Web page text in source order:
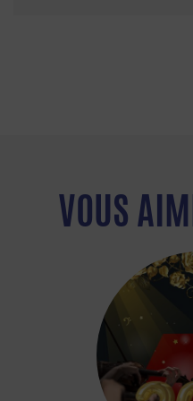
VOUS